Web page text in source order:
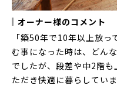
オーナー様のコメント
「築50年で10年以上放
む事になった時は、どん
でしたが、段差や中2階
ただき快適に暮らしていま